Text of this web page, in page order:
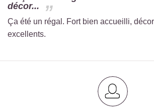
décor...
Ça été un régal. Fort bien accueilli,
excellents.